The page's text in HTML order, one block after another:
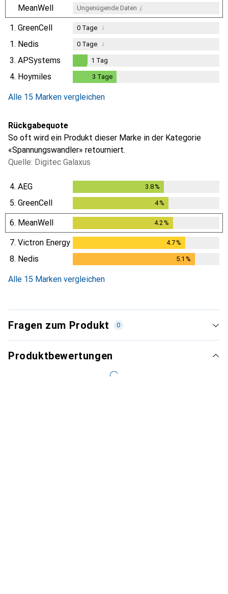
MeanWell Ungenügende Daten i
1. GreenCell 0Tage i
1. Nedis 0Tage i
3. APSystems
Tag
1 Tag
4. Hoymiles 3 Tage
Alle 15 Marken vergleichen
Rückgabequote
So oft wird ein Produkt dieser Marke in der Kategorie
«Spannungswandler» retourniert.
Quelle: Digitec Galaxus
4. AEG 3.8%
5. GreenCell 4%
6. MeanWell 4.2 %
7. Victron Energy 4.7%
8. Nedis 5.1 %
Alle 15 Marken vergleichen
Fragen zum Produkt 0
Produktbewertungen